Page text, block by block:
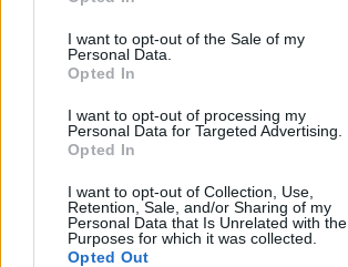
I want to opt-out of the Sale of my
Personal Data.
Opted In
I want to opt-out of processing my
Personal Data for Targeted Advertising.
Opted In
I want to opt-out of Collection, Use,
Retention, Sale, and/or Sharing of my
Personal Data that Is Unrelated with the
Purposes for which it was collected.
Opted Out
Nemzeti Közszolgálati Egyetem
pedagógusok továbbképzése
matematika érettségi